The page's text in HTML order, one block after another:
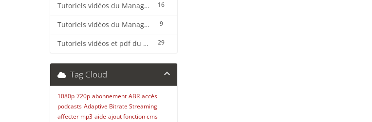
16
Tutoriels vidéos du Manager Radio CentovaCast
9
Tutoriels vidéos du Manager Radio STREAMING CENTER
29
Tutoriels vidéos et pdf du CMS Radio Wordpress + OnAir2/Pro.Radio
Tag Cloud
1080p 720p abonnement ABR accès
podcasts Adaptive Bitrate Streaming
affecter mp3 aide ajout fonction cms